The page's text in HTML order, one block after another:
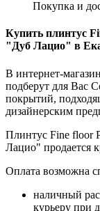
Покупка и
Купить плинтус
"Дуб Лацио" в
В интернет-
подберут для Вас
покрытий,
дизайнерским
Плинтус Fine floor
Лацио" продается
Оплата возможна
наличный
курьеру при